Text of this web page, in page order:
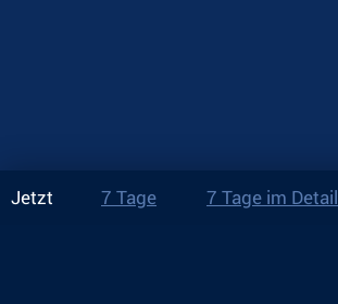
Jetzt 7 Tage 7 Tage im Detail